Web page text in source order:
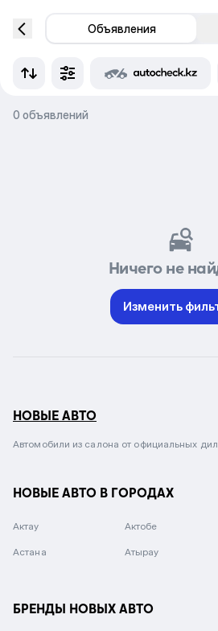
Объявления
0 объявлений
Ничего не
Изменить
НОВЫЕ АВТО
Автомобили из салона от официальных
НОВЫЕ АВТО В ГОРОДАХ
Актау Актобе
Астана Атырау
БРЕНДЫ НОВЫХ АВТО